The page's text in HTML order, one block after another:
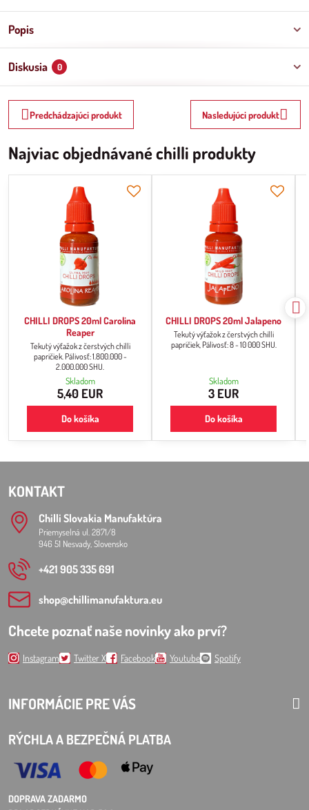
Popis
Diskusia 0
Predchádzajúci produkt Nasledujúci produkt
Najviac objednávané chilli produkty
CHILLI DROPS 20ml Carolina
Reaper
Tekutý výťažok z čerstvých chilli
papričiek. Pálivosť: 1.800.000 -
2.000.000 SHU.
Skladom
5,40 EUR
Do košíka
CHILLI DROPS 20ml Jalapeno
Tekutý výťažok z čerstvých chilli
papričiek, Pálivosť: 8 - 10 000 SHU.
Skladom
3 EUR
Do košíka
KONTAKT
Chilli Slovakia Manufaktúra
Priemyselná ul. 2871/8
946 51 Nesvady, Slovensko
+421 905 335 691
shop​@chillimanufaktura​.eu
Chcete poznať naše novinky ako prví?
Instagram Twitter X Facebook Youtube Spotify
INFORMÁCIE PRE VÁS
RÝCHLA A BEZPEČNÁ PLATBA
DOPRAVA ZADARMO